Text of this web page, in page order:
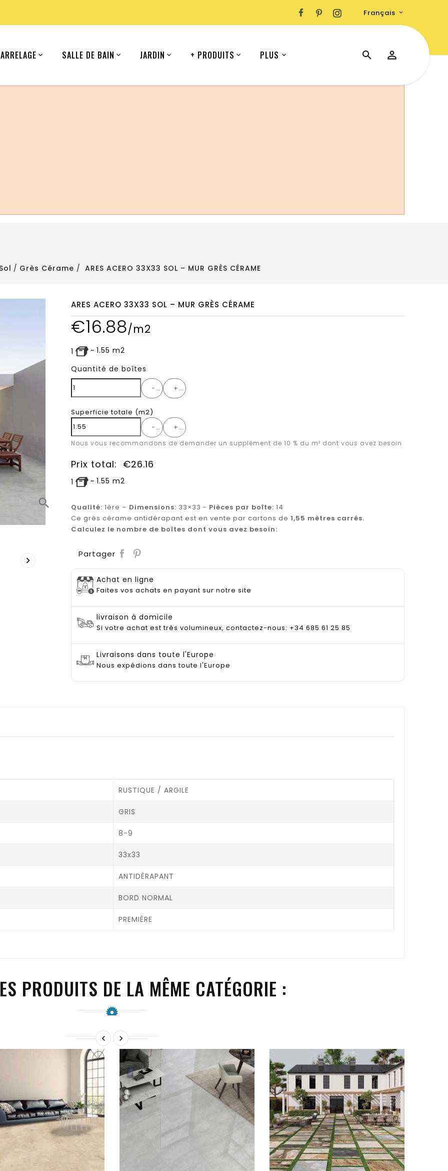
Français 
SALLE DE BAIN JARDIN + PRODUITS PLUS
depuis votre pays (Iran).
Grès Cérame ARES ACERO 33X33 SOL – MUR GRÈS CÉRAME
search

ARES ACERO 33X33 SOL – MUR GRÈS CÉRAME
€16.88/m2
1 ~ 1.55 m2
Quantité de boîtes
- +
Superficie totale (m2)
-
+
Nous vous recommandons de demander un supplément de 10 % du m² dont vous avez besoin
Prix total: €26.16
1 ~ 1.55 m2
Qualité: 1ère – Dimensions: 33×33 - Pièces par boîte: 14
Ce grès cérame antidérapant est en vente par cartons de 1,55 mètres carrés.
Calculez le nombre de boîtes dont vous avez besoin:
Partager
Achat en ligne
Faites vos achats en payant sur notre site
livraison à domicile
Si votre achat est très volumineux, contactez-nous: +34 685 61 25 85
Livraisons dans toute l'Europe
Nous expédions dans toute l'Europe
RUSTIQUE / ARGILE
GRIS
8-9
33x33
ANTIDÉRAPANT
BORD NORMAL
PREMIÈRE
PRODUITS DE LA MÊME CATÉGORIE :
 
favorite_border visibility